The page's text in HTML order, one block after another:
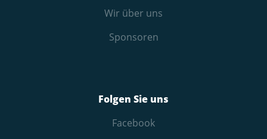
Wir über uns
Sponsoren
Folgen Sie uns
Facebook